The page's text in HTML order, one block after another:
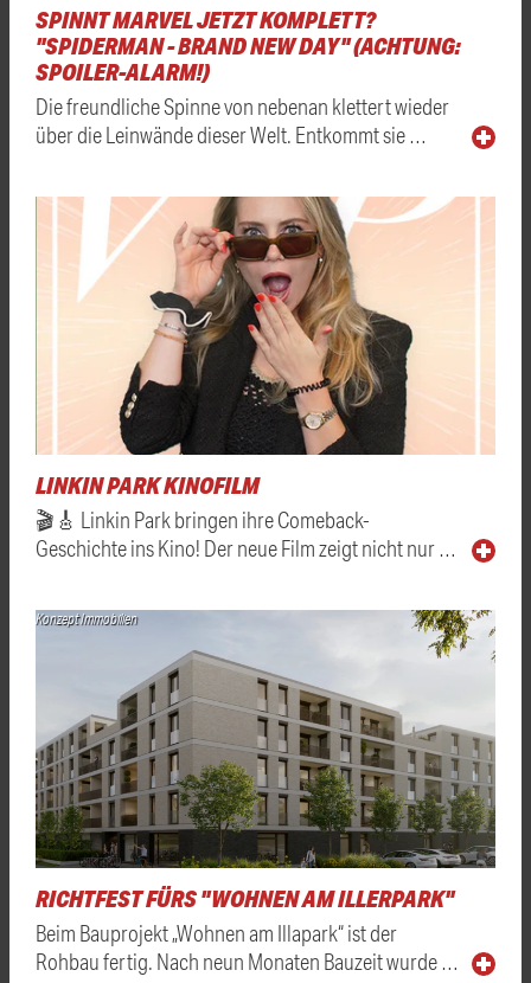
SPINNT MARVEL JETZT KOMPLETT?
"SPIDERMAN - BRAND NEW DAY" (ACHTUNG:
SPOILER-ALARM!)
Die freundliche Spinne von nebenan klettert wieder
über die Leinwände dieser Welt. Entkommt sie …
LINKIN PARK KINOFILM
🎬🎸 Linkin Park bringen ihre Comeback-
Geschichte ins Kino! Der neue Film zeigt nicht nur …
Konzept Immobilien
RICHTFEST FÜRS "WOHNEN AM ILLERPARK"
Beim Bauprojekt „Wohnen am Illapark“ ist der
Rohbau fertig. Nach neun Monaten Bauzeit wurde …